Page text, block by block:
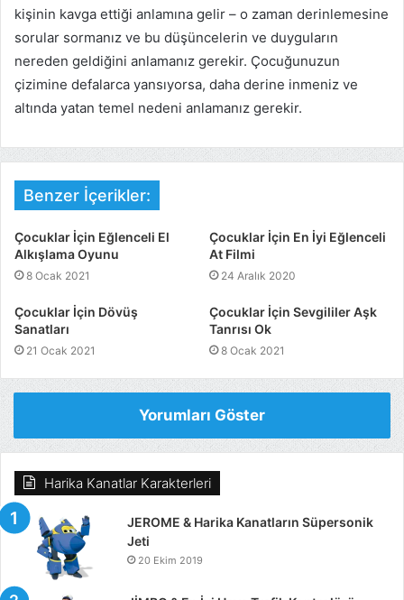
kişinin kavga ettiği anlamına gelir – o zaman derinlemesine
sorular sormanız ve bu düşüncelerin ve duyguların
nereden geldiğini anlamanız gerekir. Çocuğunuzun
çizimine defalarca yansıyorsa, daha derine inmeniz ve
altında yatan temel nedeni anlamanız gerekir.
Benzer İçerikler:
Çocuklar İçin Eğlenceli El
Alkışlama Oyunu
8 Ocak 2021
Çocuklar İçin En İyi Eğlenceli
At Filmi
24 Aralık 2020
Çocuklar İçin Dövüş
Sanatları
21 Ocak 2021
Çocuklar İçin Sevgililer Aşk
Tanrısı Ok
8 Ocak 2021
Yorumları Göster
Harika Kanatlar Karakterleri
JEROME & Harika Kanatların Süpersonik
Jeti
20 Ekim 2019